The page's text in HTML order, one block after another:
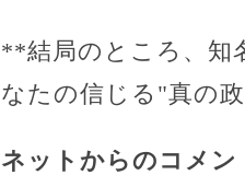
**結局のところ、知
なたの信じる"真の
ネットからのコメン